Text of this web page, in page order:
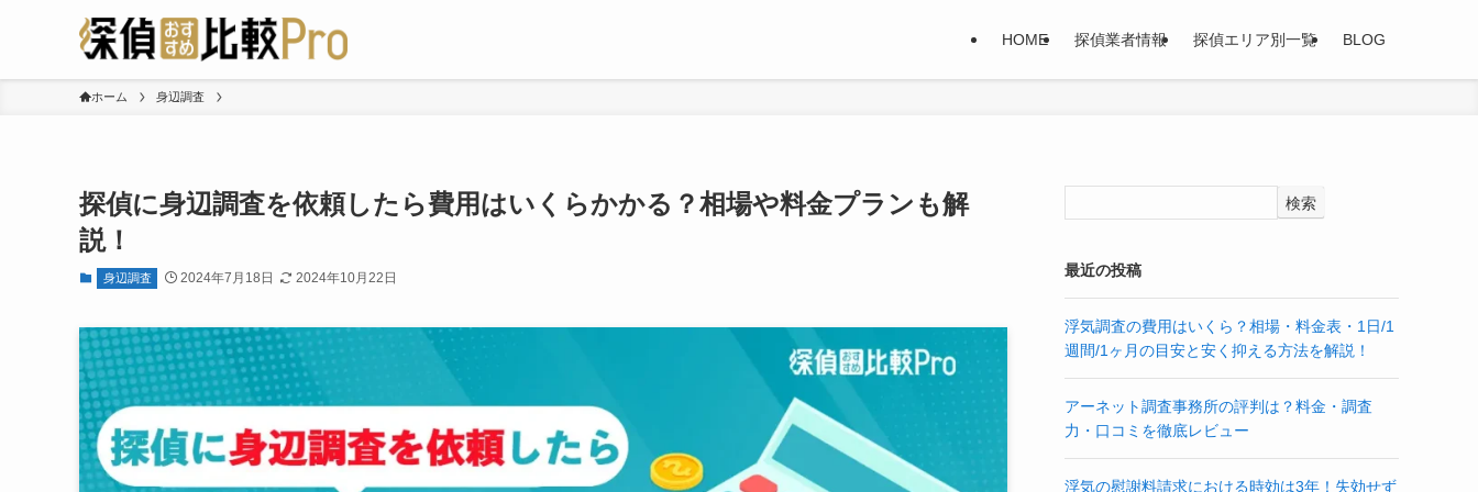
HOME 探偵業者情報 探偵エリア別一覧 BLOG
ホーム 身辺調査
探偵に身辺調査を依頼したら費用はいくらかかる？相場や料金プランも解
説！
身辺調査 2024年7月18日 2024年10月22日
検索
最近の投稿
浮気調査の費用はいくら？相場・料金表・1日/1
週間/1ヶ月の目安と安く抑える方法を解説！
アーネット調査事務所の評判は？料金・調査
力・口コミを徹底レビュー
浮気の慰謝料請求における時効は3年！失効せず